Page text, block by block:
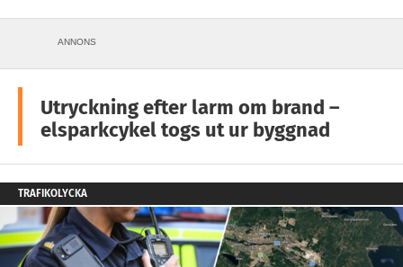
ANNONS
Utryckning efter larm om brand –
elsparkcykel togs ut ur byggnad
TRAFIKOLYCKA